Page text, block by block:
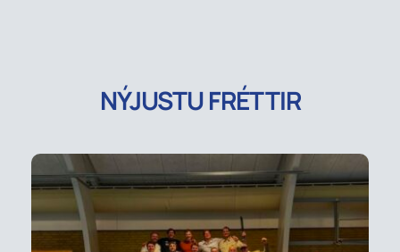
NÝJUSTU FRÉTTIR